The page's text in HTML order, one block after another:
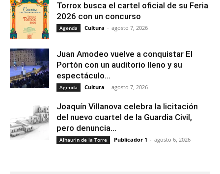
Torrox busca el cartel oficial de su Feria
2026 con un concurso
Agenda Cultura - agosto 7, 2026
Juan Amodeo vuelve a conquistar El
Portón con un auditorio lleno y su
espectáculo...
Agenda Cultura - agosto 7, 2026
Joaquín Villanova celebra la licitación
del nuevo cuartel de la Guardia Civil,
pero denuncia...
Alhaurín de la Torre Publicador 1 - agosto 6, 2026